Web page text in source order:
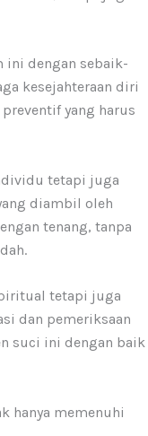
ini dengan sebaik-
kesejahteraan diri
yang harus
tetapi juga
diambil oleh
tenang, tanpa
tetapi juga
dan pemeriksaan
suci ini dengan baik
hanya memenuhi